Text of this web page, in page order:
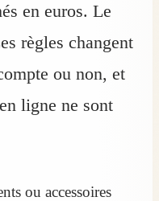
en euros. Le
règles changent
ou non, et
ligne ne sont
ou accessoires